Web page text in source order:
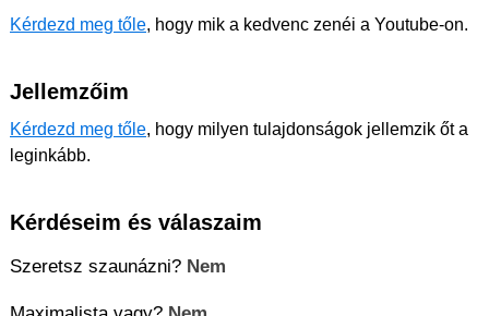
Kérdezd meg tőle, hogy mik a kedvenc zenéi a Youtube-on.
Jellemzőim
Kérdezd meg tőle, hogy milyen tulajdonságok jellemzik őt a
leginkább.
Kérdéseim és válaszaim
Szeretsz szaunázni? Nem